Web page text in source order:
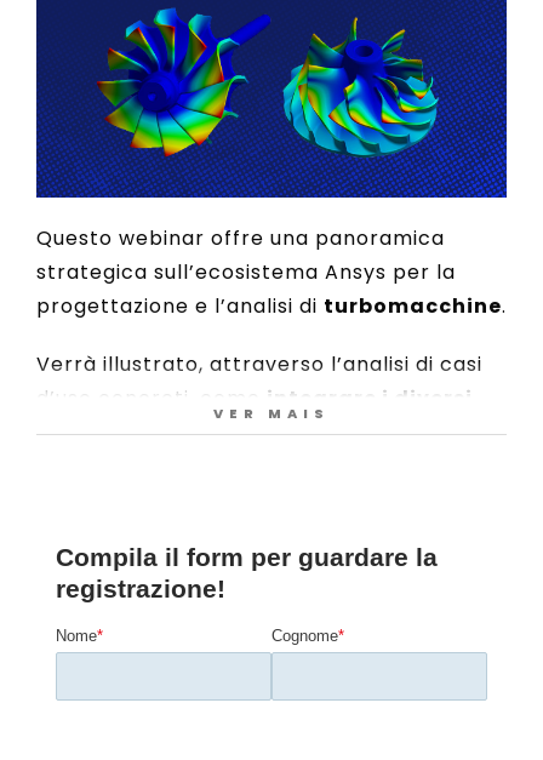
Questo webinar offre una panoramica
strategica sull’ecosistema Ansys per la
progettazione e l’analisi di turbomacchine.
Verrà illustrato, attraverso l’analisi di casi
d’uso concreti, come integrare i diversi
solutori Ansys(fluidodinamici, strutturali e
bilanciare obiettivi spesso in competizione
tra loro, come l’efficienza operativa
durata
dei componenti, lafattibilità
VER MAIS